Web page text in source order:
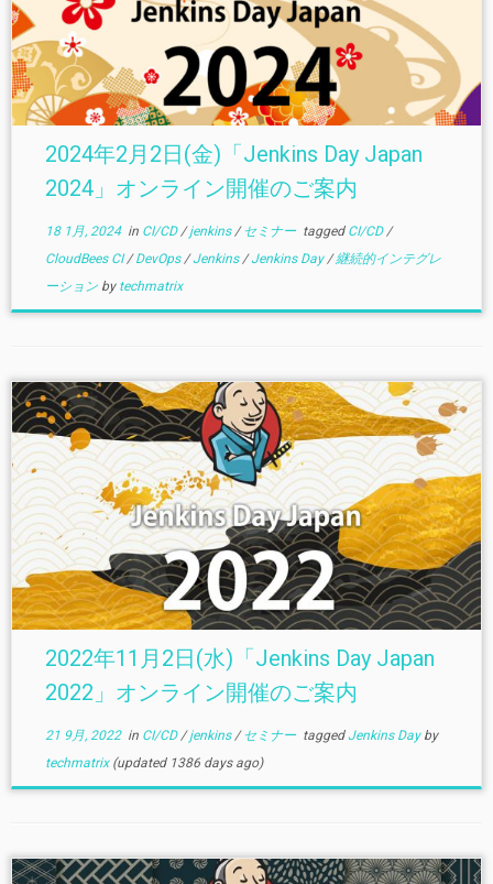
2024年2月2日(金)「Jenkins Day Japan
2024」オンライン開催のご案内
18 1月, 2024in CI/CD/jenkins/ セミナー tagged CI/CD/
CloudBees CI/DevOps/Jenkins/Jenkins Day/継続的インテグレ
ーション by techmatrix
2022年11月2日(水)「Jenkins Day Japan
2022」オンライン開催のご案内
21 9月, 2022in CI/CD/jenkins/ セミナー taggedJenkins Day by
techmatrix(updated 1386 days ago)